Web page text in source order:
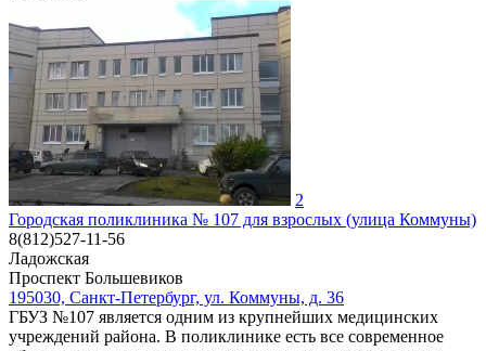
2
Городская поликлиника № 107 для взрослых (улица Коммуны)
8(812)527-11-56
Ладожская
Проспект Большевиков
195030, Санкт-Петербург, ул. Коммуны, д. 36
ГБУЗ №107 является одним из крупнейших медицинских
учреждений района. В поликлинике есть все современное